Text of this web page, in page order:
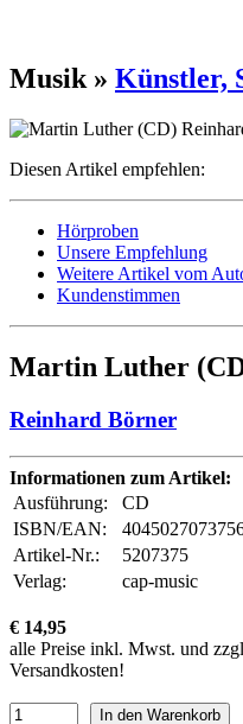
Musik » Künstler,
Diesen Artikel empfehlen:
Hörproben
Unsere Empfehlung
Weitere Artikel vom
Kundenstimmen
Martin Luther
Reinhard Börner
Informationen zum Artikel:
Ausführung:
CD
ISBN/EAN:
Artikel-Nr.:
5207375
Verlag:
cap-music
€ 14,95
alle Preise inkl. Mwst. und
Versandkosten!